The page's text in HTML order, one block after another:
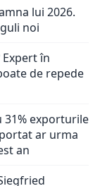
lui 2026.
noi
în
de repede
31% exporturile
ar urma
an